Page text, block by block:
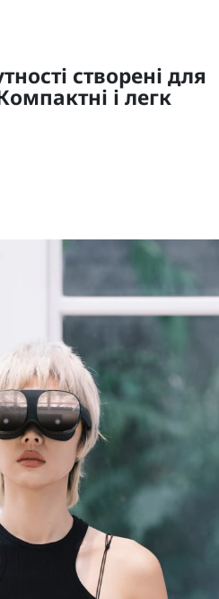
створені для
і легк